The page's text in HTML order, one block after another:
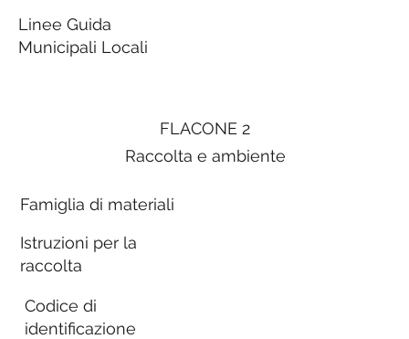
FLACONE 2
Raccolta e ambiente
Famiglia di materiali
Istruzioni per la
raccolta
Codice di
identificazione
Linee Guida
Municipali Locali